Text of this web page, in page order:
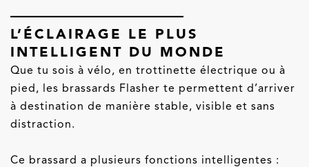
L’ÉCLAIRAGE LE PLUS
INTELLIGENT DU MONDE
Que tu sois à vélo, en trottinette électrique ou à
pied, les brassards Flasher te permettent d’arriver
à destination de manière stable, visible et sans
distraction.
Ce brassard a plusieurs fonctions intelligentes :